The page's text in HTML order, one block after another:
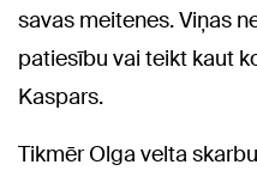
savas meitenes. Viņas
patiesību vai teikt kaut
Kaspars.
Tikmēr Olga velta